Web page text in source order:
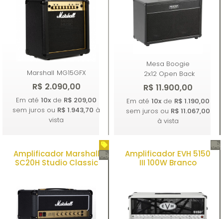
Marshall MG15GFX
R$ 2.090,00
Comprar
Em até 10x de R$ 209,00
sem juros ou R$ 1.943,70 à
vista
Mesa Boogie
2x12 Open Back
R$ 11.900,00
Comprar
Em até 10xde R$ 1.190,00
sem juros ou R$ 11.067,00
à vista
Amplificador Marshall
SC20H Studio Classic
Amplificador EVH 5150
III 100W Branco